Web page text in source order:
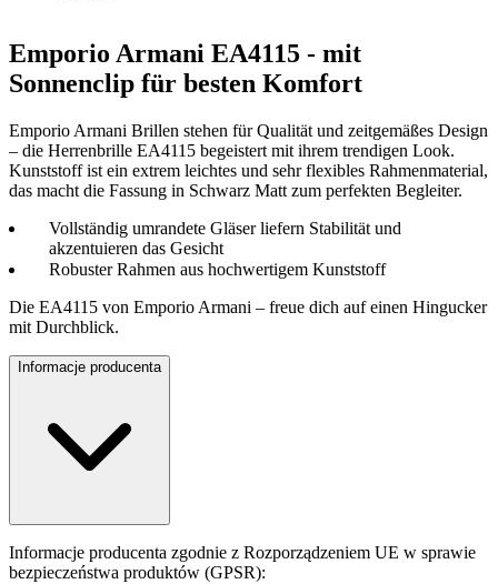
Emporio Armani EA4115 - mit
Sonnenclip für besten Komfort
Emporio Armani Brillen stehen für Qualität und zeitgemäßes Design
– die Herrenbrille EA4115 begeistert mit ihrem trendigen Look.
Kunststoff ist ein extrem leichtes und sehr flexibles Rahmenmaterial,
das macht die Fassung in Schwarz Matt zum perfekten Begleiter.
Vollständig umrandete Gläser liefern Stabilität und
akzentuieren das Gesicht
Robuster Rahmen aus hochwertigem Kunststoff
Die EA4115 von Emporio Armani – freue dich auf einen Hingucker
mit Durchblick.
Informacje producenta
Informacje producenta zgodnie z Rozporządzeniem UE w sprawie
bezpieczeństwa produktów (GPSR):